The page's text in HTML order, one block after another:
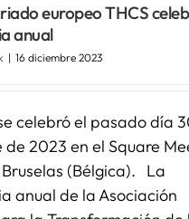
europeo THCS
anual
| 16 diciembre 2023
celebró el pasado día
de 2023 en el Square
(Bélgica). La
anual de la Asociación